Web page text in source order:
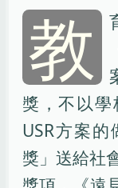
教
獎，不以
USR方案
獎」送給社